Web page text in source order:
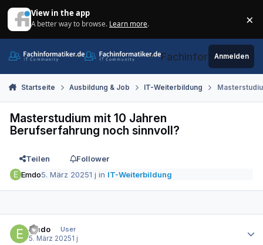
View in the app
A better way to browse. Learn more. ×
Fachinformatiker.de
Anmelden
Startseite Ausbildung & Job IT-Weiterbildung
Masterstudium mit 10 Jahren
Berufserfahrung noch sinnvoll?
Teilen
Follower
Emdo5. März 20251 j in IT-Weiterbildung
Emdo
User
5. März 20251 j